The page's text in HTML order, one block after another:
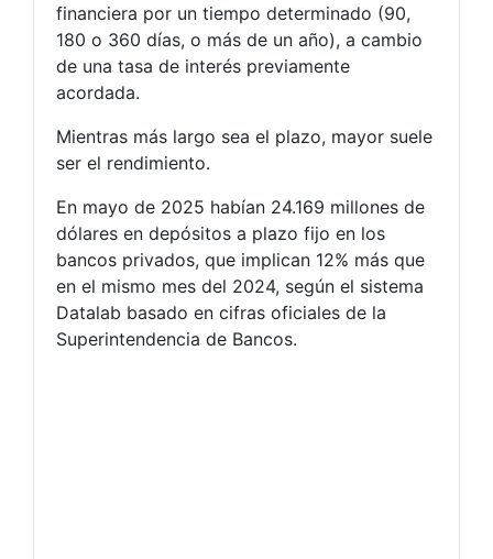
financiera por un tiempo determinado (90,
180 o 360 días, o más de un año), a cambio
de una tasa de interés previamente
acordada.
Mientras más largo sea el plazo, mayor suele
ser el rendimiento.
En mayo de 2025 habían 24.169 millones de
dólares en depósitos a plazo fijo en los
bancos privados, que implican 12% más que
en el mismo mes del 2024, según el sistema
Datalab basado en cifras oficiales de la
Superintendencia de Bancos.